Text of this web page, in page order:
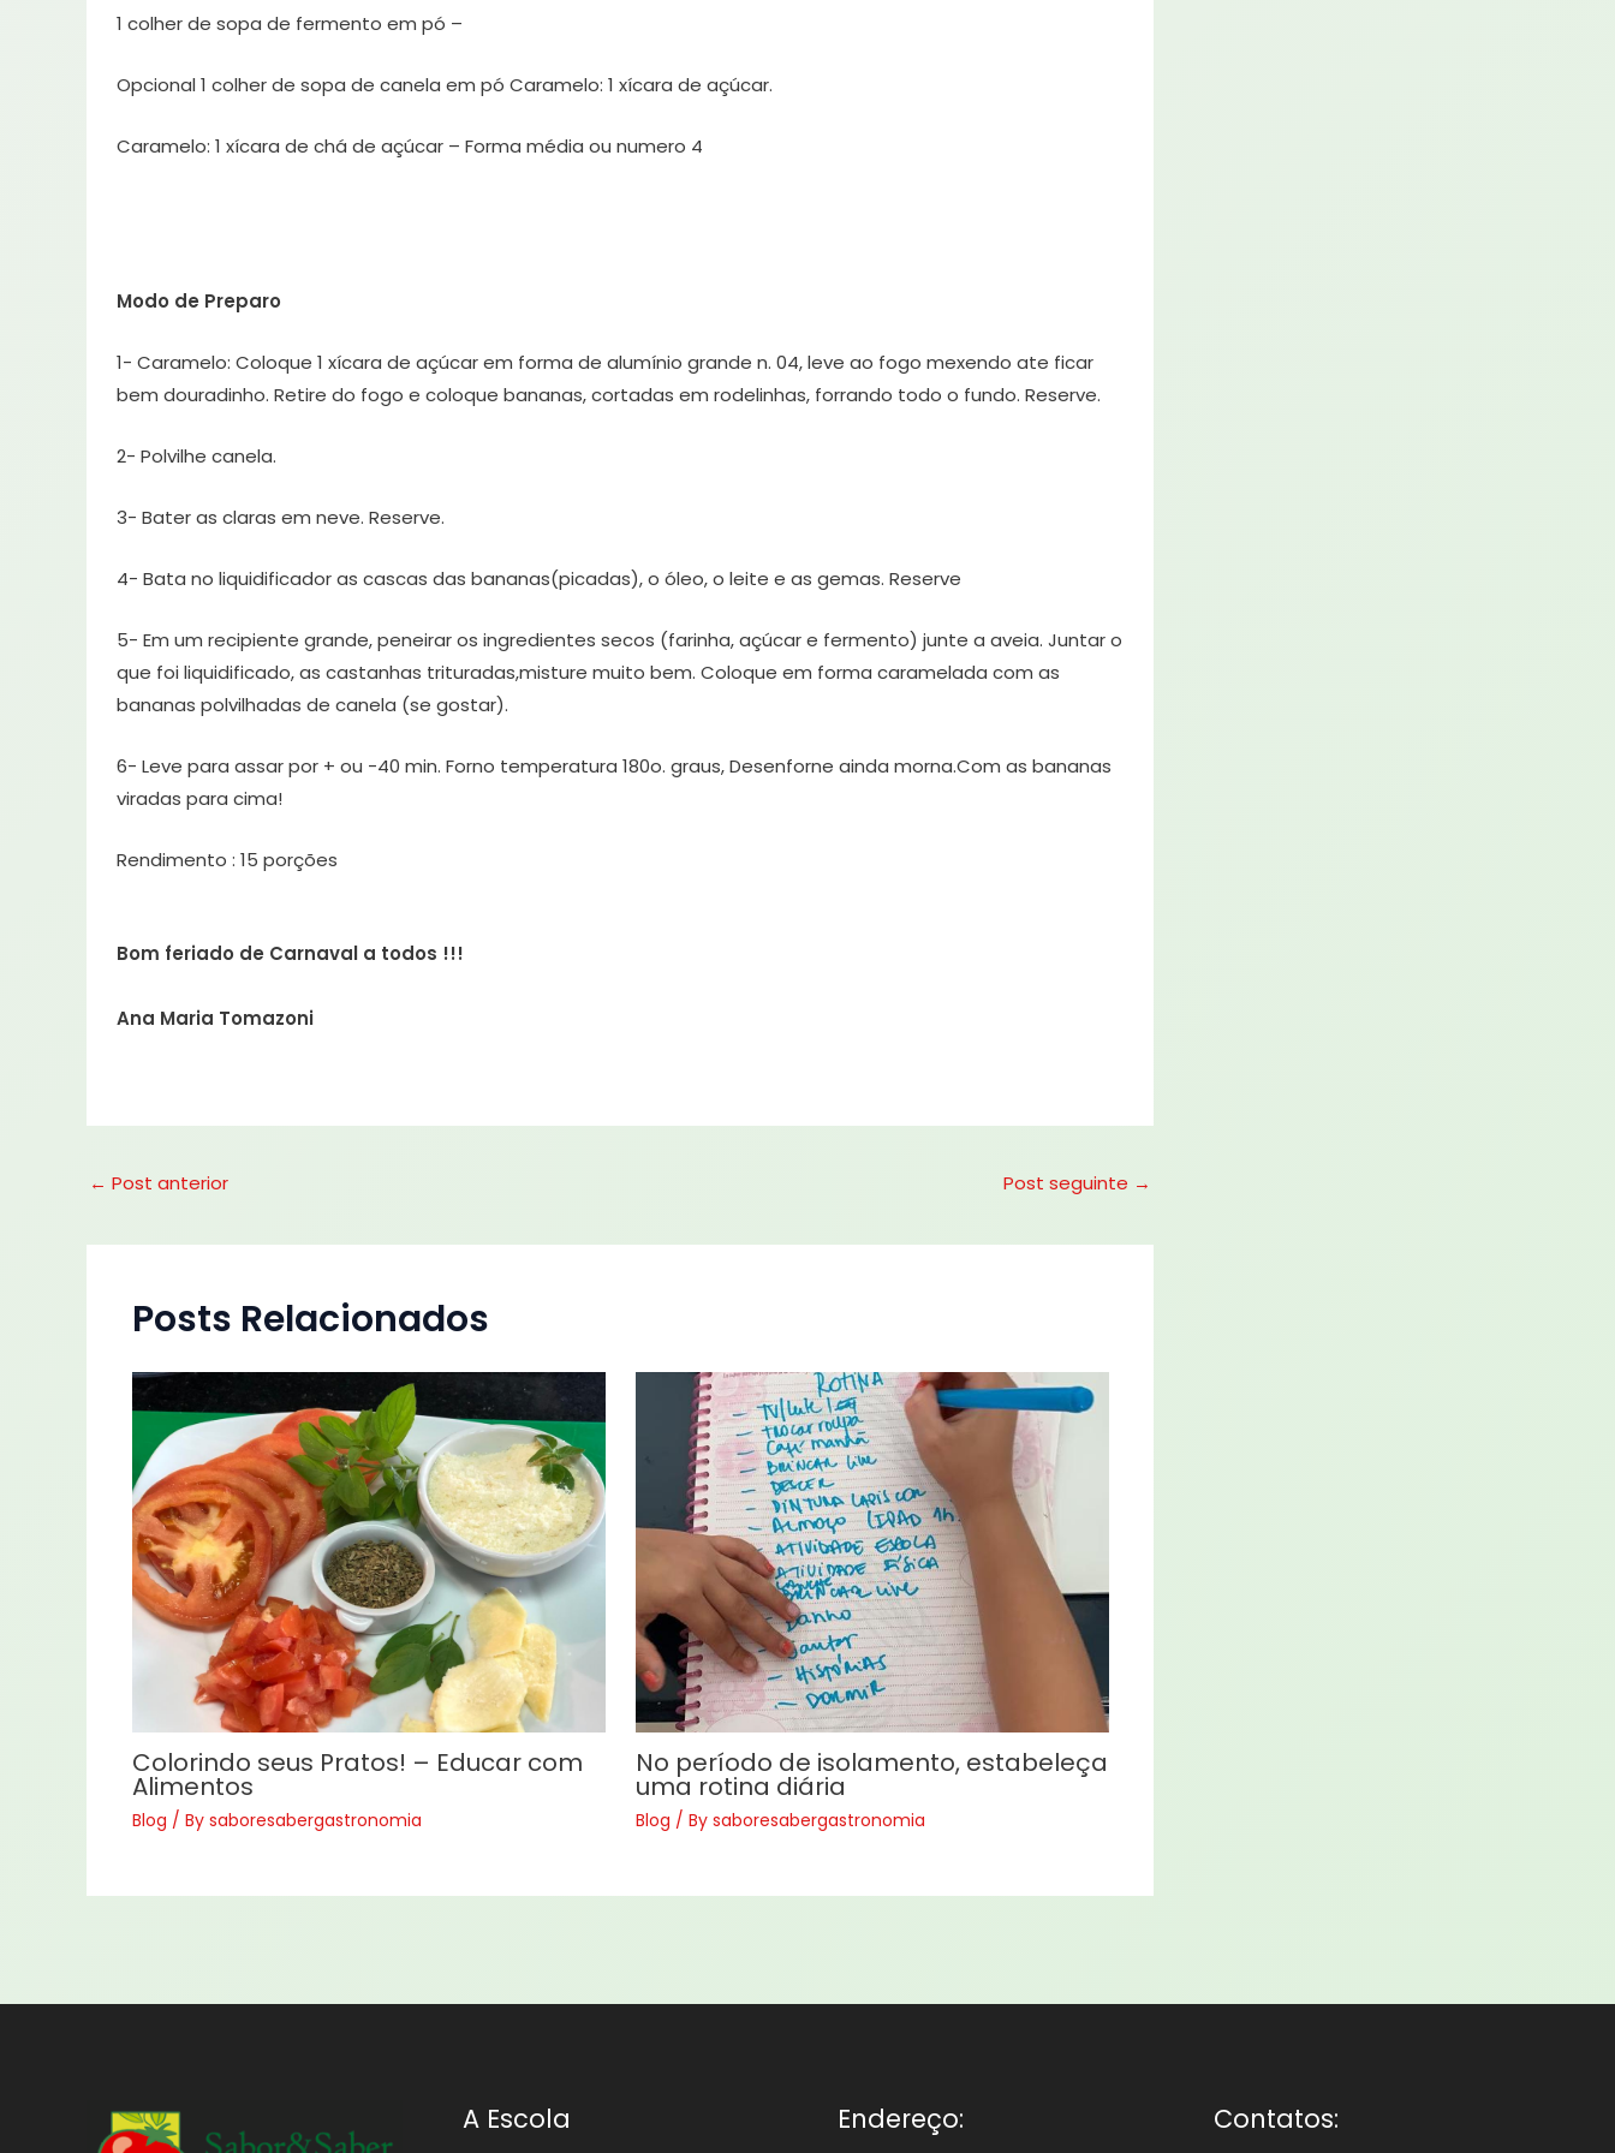
1 colher de sopa de fermento em pó –
Opcional 1 colher de sopa de canela em pó Caramelo: 1 xícara de açúcar.
Caramelo: 1 xícara de chá de açúcar – Forma média ou numero 4
Modo de Preparo
1- Caramelo: Coloque 1 xícara de açúcar em forma de alumínio grande n. 04, leve ao fogo mexendo ate ficar
bem douradinho. Retire do fogo e coloque bananas, cortadas em rodelinhas, forrando todo o fundo. Reserve.
2- Polvilhe canela.
3- Bater as claras em neve. Reserve.
4- Bata no liquidificador as cascas das bananas(picadas), o óleo, o leite e as gemas. Reserve
5- Em um recipiente grande, peneirar os ingredientes secos (farinha, açúcar e fermento) junte a aveia. Juntar o
que foi liquidificado, as castanhas trituradas,misture muito bem. Coloque em forma caramelada com as
bananas polvilhadas de canela (se gostar).
6- Leve para assar por + ou -40 min. Forno temperatura 180o. graus, Desenforne ainda morna.Com as bananas
viradas para cima!
Rendimento : 15 porções
Bom feriado de Carnaval a todos !!!
Ana Maria Tomazoni
← Post anterior Post seguinte →
Posts Relacionados
Colorindo seus Pratos! – Educar com
Alimentos
Blog / By saboresabergastronomia
No período de isolamento, estabeleça
uma rotina diária
Blog / By saboresabergastronomia
A Escola Endereço: Contatos: